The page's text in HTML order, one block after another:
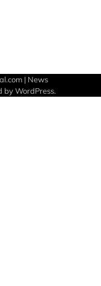
| News
byWordPress.